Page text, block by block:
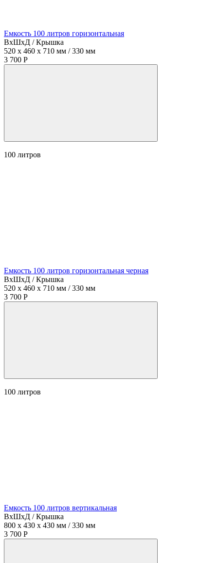
Емкость 100 литров горизонтальная
ВхШхД / Крышка
520 x 460 x 710 мм / 330 мм
3 700 Р
100 литров
Емкость 100 литров горизонтальная черная
ВхШхД / Крышка
520 x 460 x 710 мм / 330 мм
3 700 Р
100 литров
Емкость 100 литров вертикальная
ВхШхД / Крышка
800 x 430 x 430 мм / 330 мм
3 700 Р